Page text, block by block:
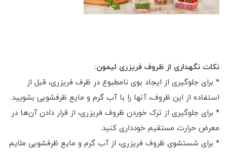
نکات نگهداری از ظروف فریزری لیمون:
* برای جلوگیری از ایجاد بوی نامطبوع در ظرف فریزری، قبل از
استفاده از این ظروف، آنها را با آب گرم و مایع ظرفشویی بشویید.
* برای جلوگیری از ترک خوردن ظروف فریزری، از قرار دادن آن‌ها در
معرض حرارت مستقیم خودداری کنید.
* برای شستشوی ظروف فریزری، از آب گرم و مایع ظرفشویی ملایم